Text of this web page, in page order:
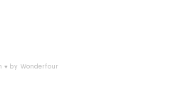
♥ by Wonderfour